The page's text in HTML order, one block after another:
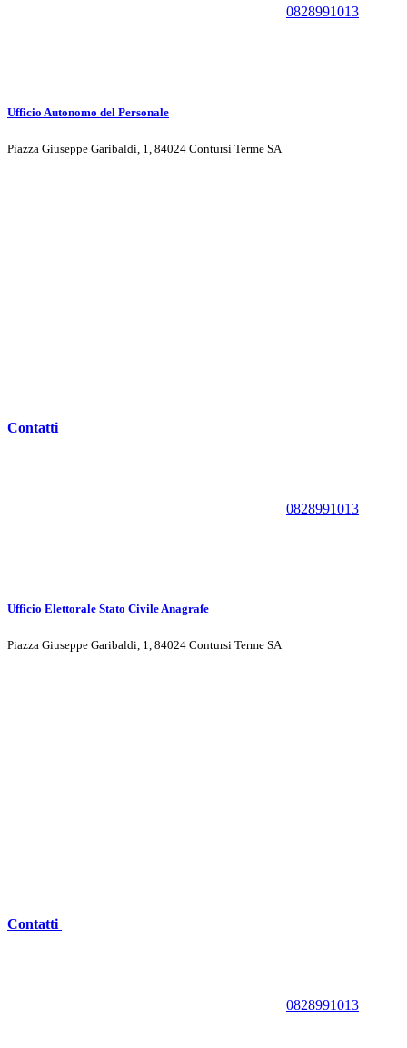
0828991013
Ufficio Autonomo del Personale
Piazza Giuseppe Garibaldi, 1, 84024 Contursi Terme SA
Contatti
0828991013
Ufficio Elettorale Stato Civile Anagrafe
Piazza Giuseppe Garibaldi, 1, 84024 Contursi Terme SA
Contatti
0828991013